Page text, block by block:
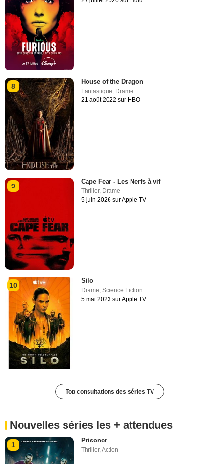
8
House of the Dragon
Fantastique, Drame
21 août 2022 sur HBO
9
Cape Fear - Les Nerfs à vif
Thriller, Drame
5 juin 2026 sur Apple TV
10
Silo
Drame,Science Fiction
5 mai 2023 sur Apple TV
Top consultations des séries TV
Nouvelles séries les + attendues
1
Prisoner
Thriller,Action